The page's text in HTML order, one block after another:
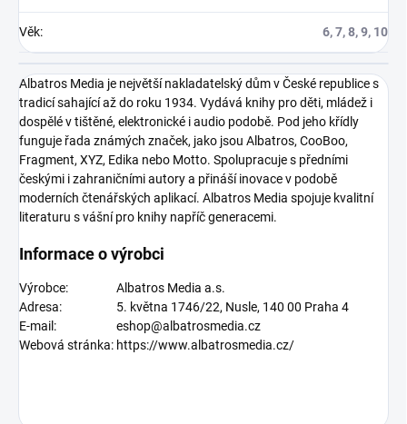
Věk: 6, 7, 8, 9, 10
Albatros Media je největší nakladatelský dům v České republice s
tradicí sahající až do roku 1934. Vydává knihy pro děti, mládež i
dospělé v tištěné, elektronické i audio podobě. Pod jeho křídly
funguje řada známých značek, jako jsou Albatros, CooBoo,
Fragment, XYZ, Edika nebo Motto. Spolupracuje s předními
českými i zahraničními autory a přináší inovace v podobě
moderních čtenářských aplikací. Albatros Media spojuje kvalitní
literaturu s vášní pro knihy napříč generacemi.
Informace o výrobci
Výrobce:
Albatros Media a.s.
Adresa:
5. května 1746/22, Nusle, 140 00 Praha 4
E-mail:
eshop@albatrosmedia.cz
Webová stránka: https://www.albatrosmedia.cz/